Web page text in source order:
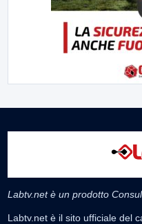
Labtv.net è un prodotto
Labtv.net è il sito ufficiale del